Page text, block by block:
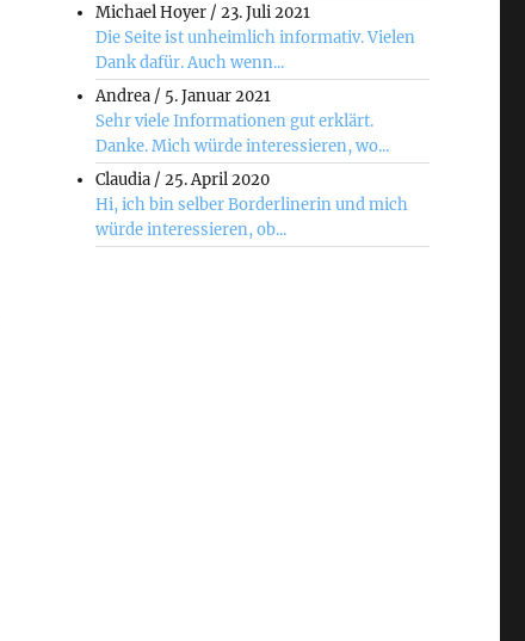
Michael Hoyer /23. Juli 2021
Die Seite ist unheimlich informativ. Vielen
Dank dafür. Auch wenn...
Andrea / 5. Januar 2021
Sehr viele Informationen gut erklärt.
Danke. Mich würde interessieren, wo...
Claudia /25. April 2020
Hi, ich bin selber Borderlinerin und mich
würde interessieren, ob...